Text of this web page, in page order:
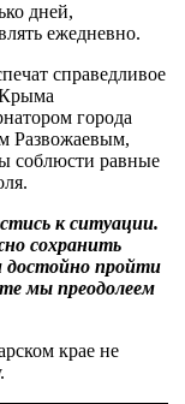
дней,
ежедневно.
справедливое
Крыма
города
Развожаевым,
соблюсти равные
к ситуации.
сохранить
достойно пройти
мы преодолеем
крае не